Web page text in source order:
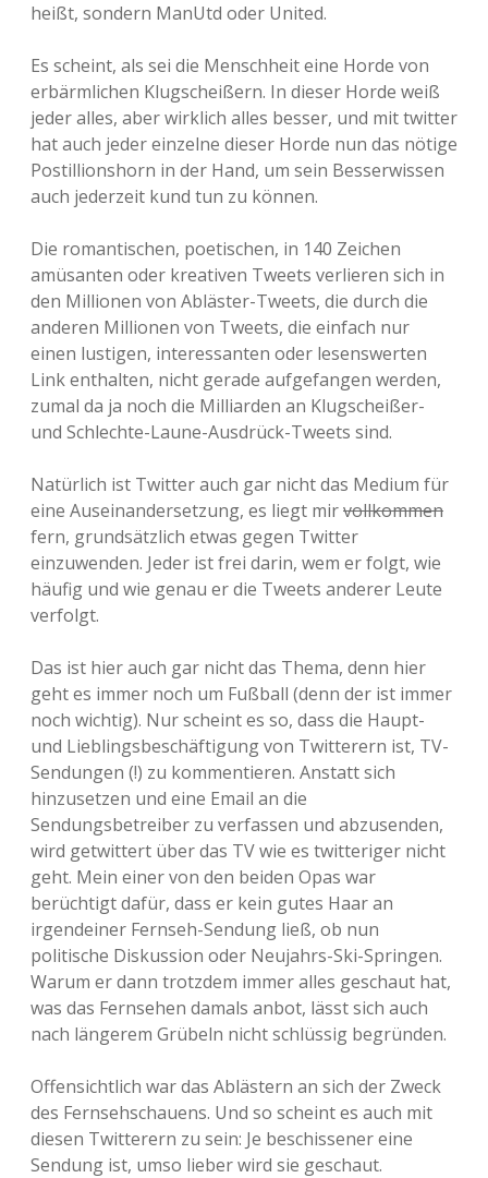
heißt, sondern ManUtd oder United.
Es scheint, als sei die Menschheit eine Horde von
erbärmlichen Klugscheißern. In dieser Horde weiß
jeder alles, aber wirklich alles besser, und mit twitter
hat auch jeder einzelne dieser Horde nun das nötige
Postillionshorn in der Hand, um sein Besserwissen
auch jederzeit kund tun zu können.
Die romantischen, poetischen, in 140 Zeichen
amüsanten oder kreativen Tweets verlieren sich in
den Millionen von Abläster-Tweets, die durch die
anderen Millionen von Tweets, die einfach nur
einen lustigen, interessanten oder lesenswerten
Link enthalten, nicht gerade aufgefangen werden,
zumal da ja noch die Milliarden an Klugscheißer-
und Schlechte-Laune-Ausdrück-Tweets sind.
Natürlich ist Twitter auch gar nicht das Medium für
eine Auseinandersetzung, es liegt mirvollkommen
fern, grundsätzlich etwas gegen Twitter
einzuwenden. Jeder ist frei darin, wem er folgt, wie
häufig und wie genau er die Tweets anderer Leute
verfolgt.
Das ist hier auch gar nicht das Thema, denn hier
geht es immer noch um Fußball (denn der ist immer
noch wichtig). Nur scheint es so, dass die Haupt-
und Lieblingsbeschäftigung von Twitterern ist, TV-
Sendungen (!) zu kommentieren. Anstatt sich
hinzusetzen und eine Email an die
Sendungsbetreiber zu verfassen und abzusenden,
wird getwittert über das TV wie es twitteriger nicht
geht. Mein einer von den beiden Opas war
berüchtigt dafür, dass er kein gutes Haar an
irgendeiner Fernseh-Sendung ließ, ob nun
politische Diskussion oder Neujahrs-Ski-Springen.
Warum er dann trotzdem immer alles geschaut hat,
was das Fernsehen damals anbot, lässt sich auch
nach längerem Grübeln nicht schlüssig begründen.
Offensichtlich war das Ablästern an sich der Zweck
des Fernsehschauens. Und so scheint es auch mit
diesen Twitterern zu sein: Je beschissener eine
Sendung ist, umso lieber wird sie geschaut.